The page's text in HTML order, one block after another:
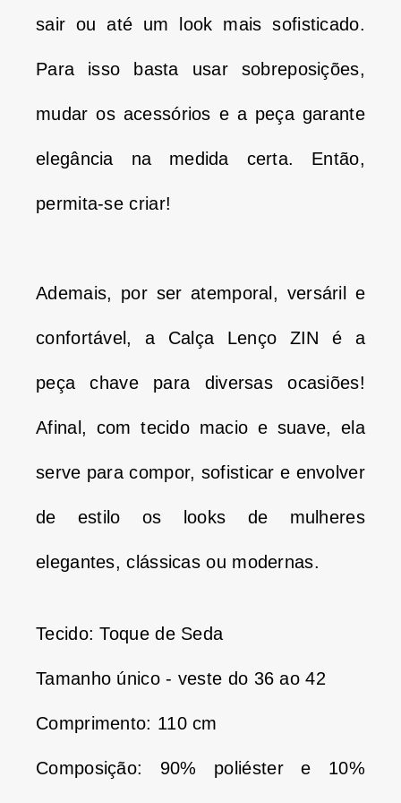
sair ou até um look mais sofisticado.
Para isso basta usar sobreposições,
mudar os acessórios e a peça garante
elegância na medida certa. Então,
permita-se criar!
Ademais, por ser atemporal, versáril e
confortável, a Calça Lenço ZIN é a
peça chave para diversas ocasiões!
Afinal, com tecido macio e suave, ela
serve para compor, sofisticar e envolver
de estilo os looks de mulheres
elegantes, clássicas ou modernas.
Tecido: Toque de Seda
Tamanho único - veste do 36 ao 42
Comprimento: 110 cm
Composição: 90% poliéster e 10%